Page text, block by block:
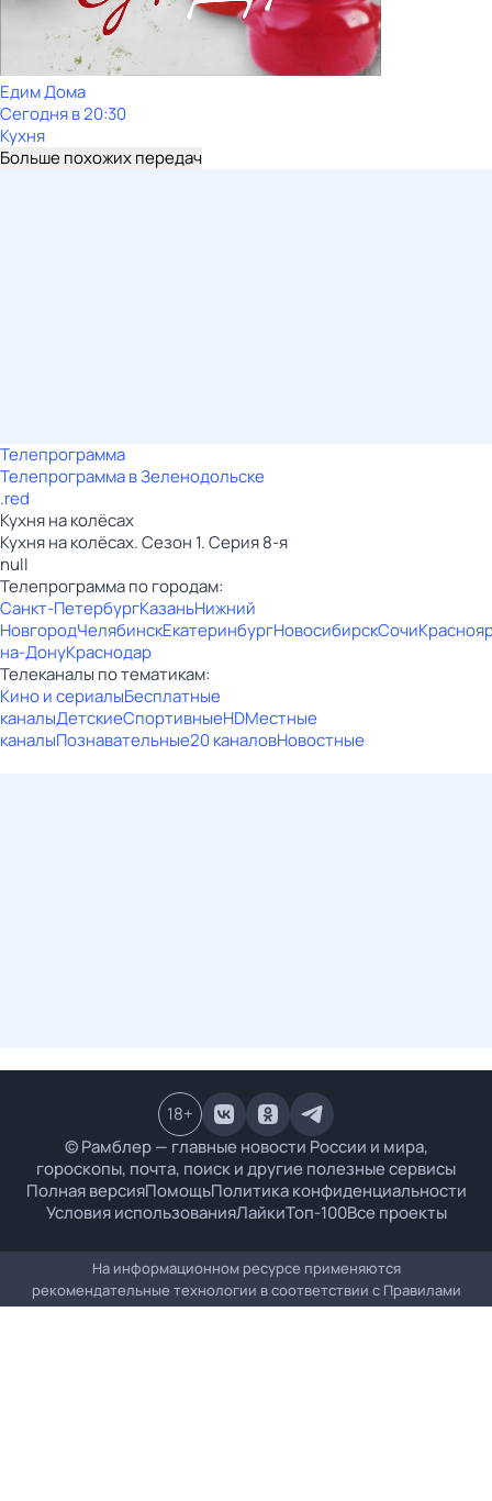
Едим Дома
Сегодня в 20:30
Кухня
Больше похожих передач
Телепрограмма
Телепрограмма в Зеленодольске
.red
Кухня на колёсах
Кухня на колёсах. Сезон 1. Серия 8-я
null
Телепрограмма по городам:
Санкт-ПетербургКазаньНижний
НовгородЧелябинскЕкатеринбургНовосибирскСочи
на-ДонуКраснодар
Телеканалы по тематикам:
Кино и сериалыБесплатные
каналыДетскиеСпортивныеHDМестные
каналыПознавательные20 каналовНовостные
© Рамблер — главные новости России и мира,
гороскопы, почта, поиск и другие полезные сервисы
Полная версияПомощьПолитика конфиденциальности
Условия использованияЛайкиТоп-100Все проекты
18+
На информационном ресурсе применяются
рекомендательные технологии в соответствии с Правилами